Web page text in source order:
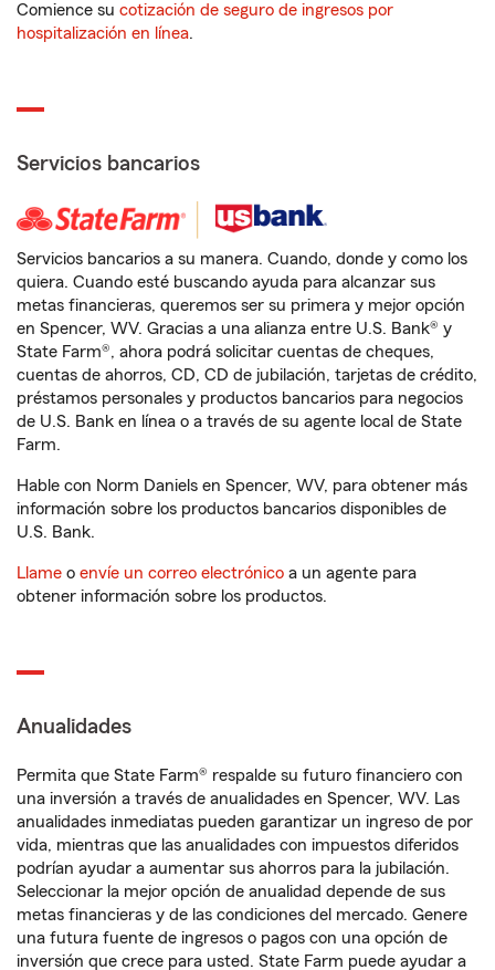
Comience su cotización de seguro de ingresos por
hospitalización en línea.
Servicios bancarios
Servicios bancarios a su manera. Cuando, donde y como los
quiera. Cuando esté buscando ayuda para alcanzar sus
metas financieras, queremos ser su primera y mejor opción
en Spencer, WV. Gracias a una alianza entre U.S. Bank® y
State Farm®, ahora podrá solicitar cuentas de cheques,
cuentas de ahorros, CD, CD de jubilación, tarjetas de crédito,
préstamos personales y productos bancarios para negocios
de U.S. Bank en línea o a través de su agente local de State
Farm.
Hable con Norm Daniels en Spencer, WV, para obtener más
información sobre los productos bancarios disponibles de
U.S. Bank.
Llame o envíe un correo electrónico a un agente para
obtener información sobre los productos.
Anualidades
Permita que State Farm® respalde su futuro financiero con
una inversión a través de anualidades en Spencer, WV. Las
anualidades inmediatas pueden garantizar un ingreso de por
vida, mientras que las anualidades con impuestos diferidos
podrían ayudar a aumentar sus ahorros para la jubilación.
Seleccionar la mejor opción de anualidad depende de sus
metas financieras y de las condiciones del mercado. Genere
una futura fuente de ingresos o pagos con una opción de
inversión que crece para usted. State Farm puede ayudar a